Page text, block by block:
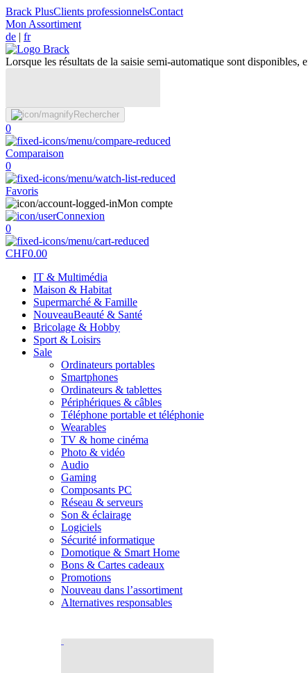
Brack PlusClients professionnelsContact
Mon Assortiment
de | fr
Lorsque les résultats de la saisie semi-automatique sont
Rechercher
0
Comparaison
0
Favoris
Mon compte
Connexion
0
CHF0.00
IT & Multimédia
Maison & Habitat
Supermarché & Famille
NouveauBeauté & Santé
Bricolage & Hobby
Sport & Loisirs
Sale
Ordinateurs portables
Smartphones
Ordinateurs & tablettes
Périphériques & câbles
Téléphone portable et téléphonie
Wearables
TV & home cinéma
Photo & vidéo
Audio
Gaming
Composants PC
Réseau & serveurs
Son & éclairage
Logiciels
Sécurité informatique
Domotique & Smart Home
Bons & Cartes cadeaux
Promotions
Nouveau dans l’assortiment
Alternatives responsables